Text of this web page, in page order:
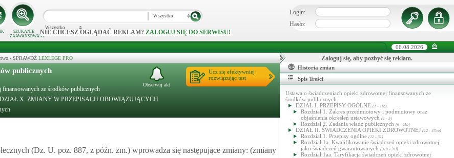
SZUKANIE
ZAAWANSOWANE
Wszystko
Wszystko
NIE CHCESZ OGLĄDAĆ REKLAM? ZALOGUJ SIĘ DO SERWISU!
Login:
Hasło:
06.08.2026
- SPRAWDŹ LEXLEGE PRO
publicznych
ze środków publicznych
DZIAŁ X. ZMIANY W PRZEPISACH OBOWIĄZUJĄCYCH
Ucz się efektywniej
rozwiązując test
Obserwuj akt
(Dz. U. poz. 887, z późn. zm.) wprowadza się następujące zmiany: (zmiany
Zaloguj się, aby pozbyć się reklam.
Historia zmian
Spis Treści
Ustawa o świadczeniach opieki zdrowotnej finansowanych ze
środków publicznych
DZIAŁ I. PRZEPISY OGÓLNE (1 - 11b)
Rozdział 1. Zakres przedmiotowy i podmiotowy oraz
objaśnienia określeń ustawowych (1 - 5)
Rozdział 2. Zadania władz publicznych (6 - 11b)
DZIAŁ II. ŚWIADCZENIA OPIEKI ZDROWOTNEJ (12 - 47ca)
Rozdział 1. Przepisy ogólne (12 - 31)
Rozdział 1a. Kwalifikowanie świadczeń opieki zdrowotnej
jako świadczeń gwarantowanych (31a - 31l)
Rozdział 1aa. Taryfikacja świadczeń opieki zdrowotnej